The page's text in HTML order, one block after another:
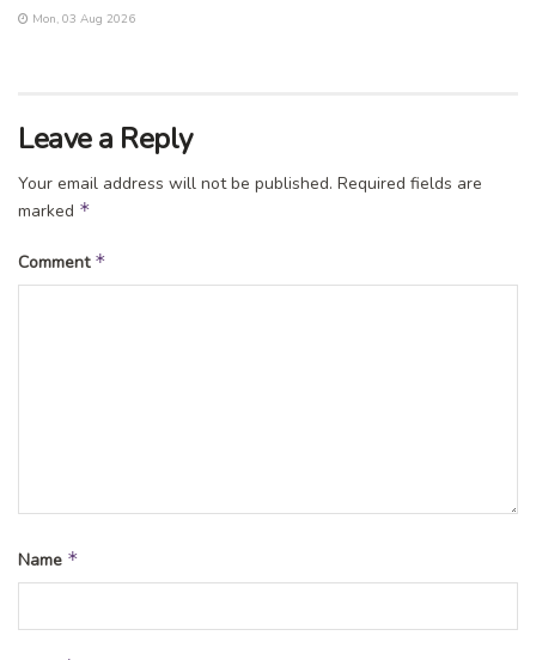
Mon, 03 Aug 2026
Leave a Reply
Your email address will not be published. Required fields are
marked *
Comment *
Name *